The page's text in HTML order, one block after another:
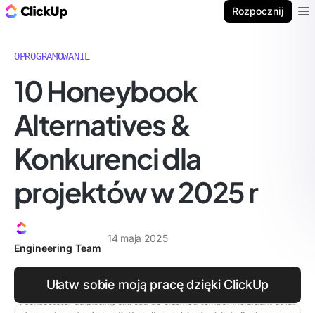
Rozpocznij
OPROGRAMOWANIE
10 Honeybook
Alternatives &
Konkurenci dla
projektów w 2025 r
Engineering Team
14 maja 2025
Ułatw sobie moją pracę dzięki ClickUp